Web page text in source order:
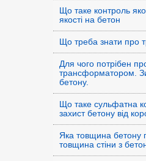
Що таке контроль
якості на бетон
Що треба знати про
Для чого потрібен
трансформатором.
бетону.
Що таке сульфатна
захист бетону від
Яка товщина бетону
товщина стіни з